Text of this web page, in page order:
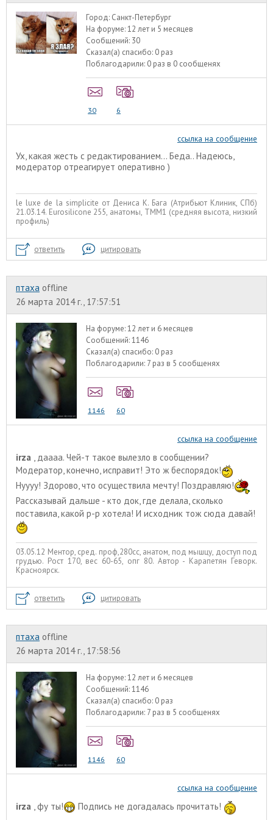
Город: Санкт-Петербург
На форуме:12 лет и 5 месяцев
Сообщений: 30
Сказал(а) спасибо: 0 раз
Поблагодарили: 0 раз в 0 сообщенях
30 6
ссылка на сообщение
Ух, какая жесть с редактированием... Беда.. Надеюсь,
модератор отреагирует оперативно )
le luxe de la simplicite от Дениса К. Бага (Атрибьют Клиник, СПб)
21.03.14. Eurosiliconе 255, анатомы, ТММ1 (средняя высота, низкий
профиль)
ответить цитировать
птаха offline
26 марта 2014 г., 17:57:51
На форуме:12 лет и 6 месяцев
Сообщений:1146
Сказал(а) спасибо: 0 раз
Поблагодарили: 7 раз в 5 сообщенях
1146 60
ссылка на сообщение
irza , даааа. Чей-т такое вылезло в сообщении?
Модератор, конечно, исправит! Это ж беспорядок!
Нуууу! Здорово, что осуществила мечту! Поздравляю!
Рассказывай дальше - кто док, где делала, сколько
поставила, какой р-р хотела! И исходник тож сюда давай!
03.05.12 Ментор, сред. проф,280сс, анатом, под мышцу, доступ под
грудью. Рост 170, вес 60-65, опг 80. Автор - Карапетян Геворк.
Красноярск.
ответить цитировать
птаха offline
26 марта 2014 г., 17:58:56
На форуме:12 лет и 6 месяцев
Сообщений:1146
Сказал(а) спасибо: 0 раз
Поблагодарили: 7 раз в 5 сообщенях
1146 60
ссылка на сообщение
irza , фу ты! Подпись не догадалась прочитать!